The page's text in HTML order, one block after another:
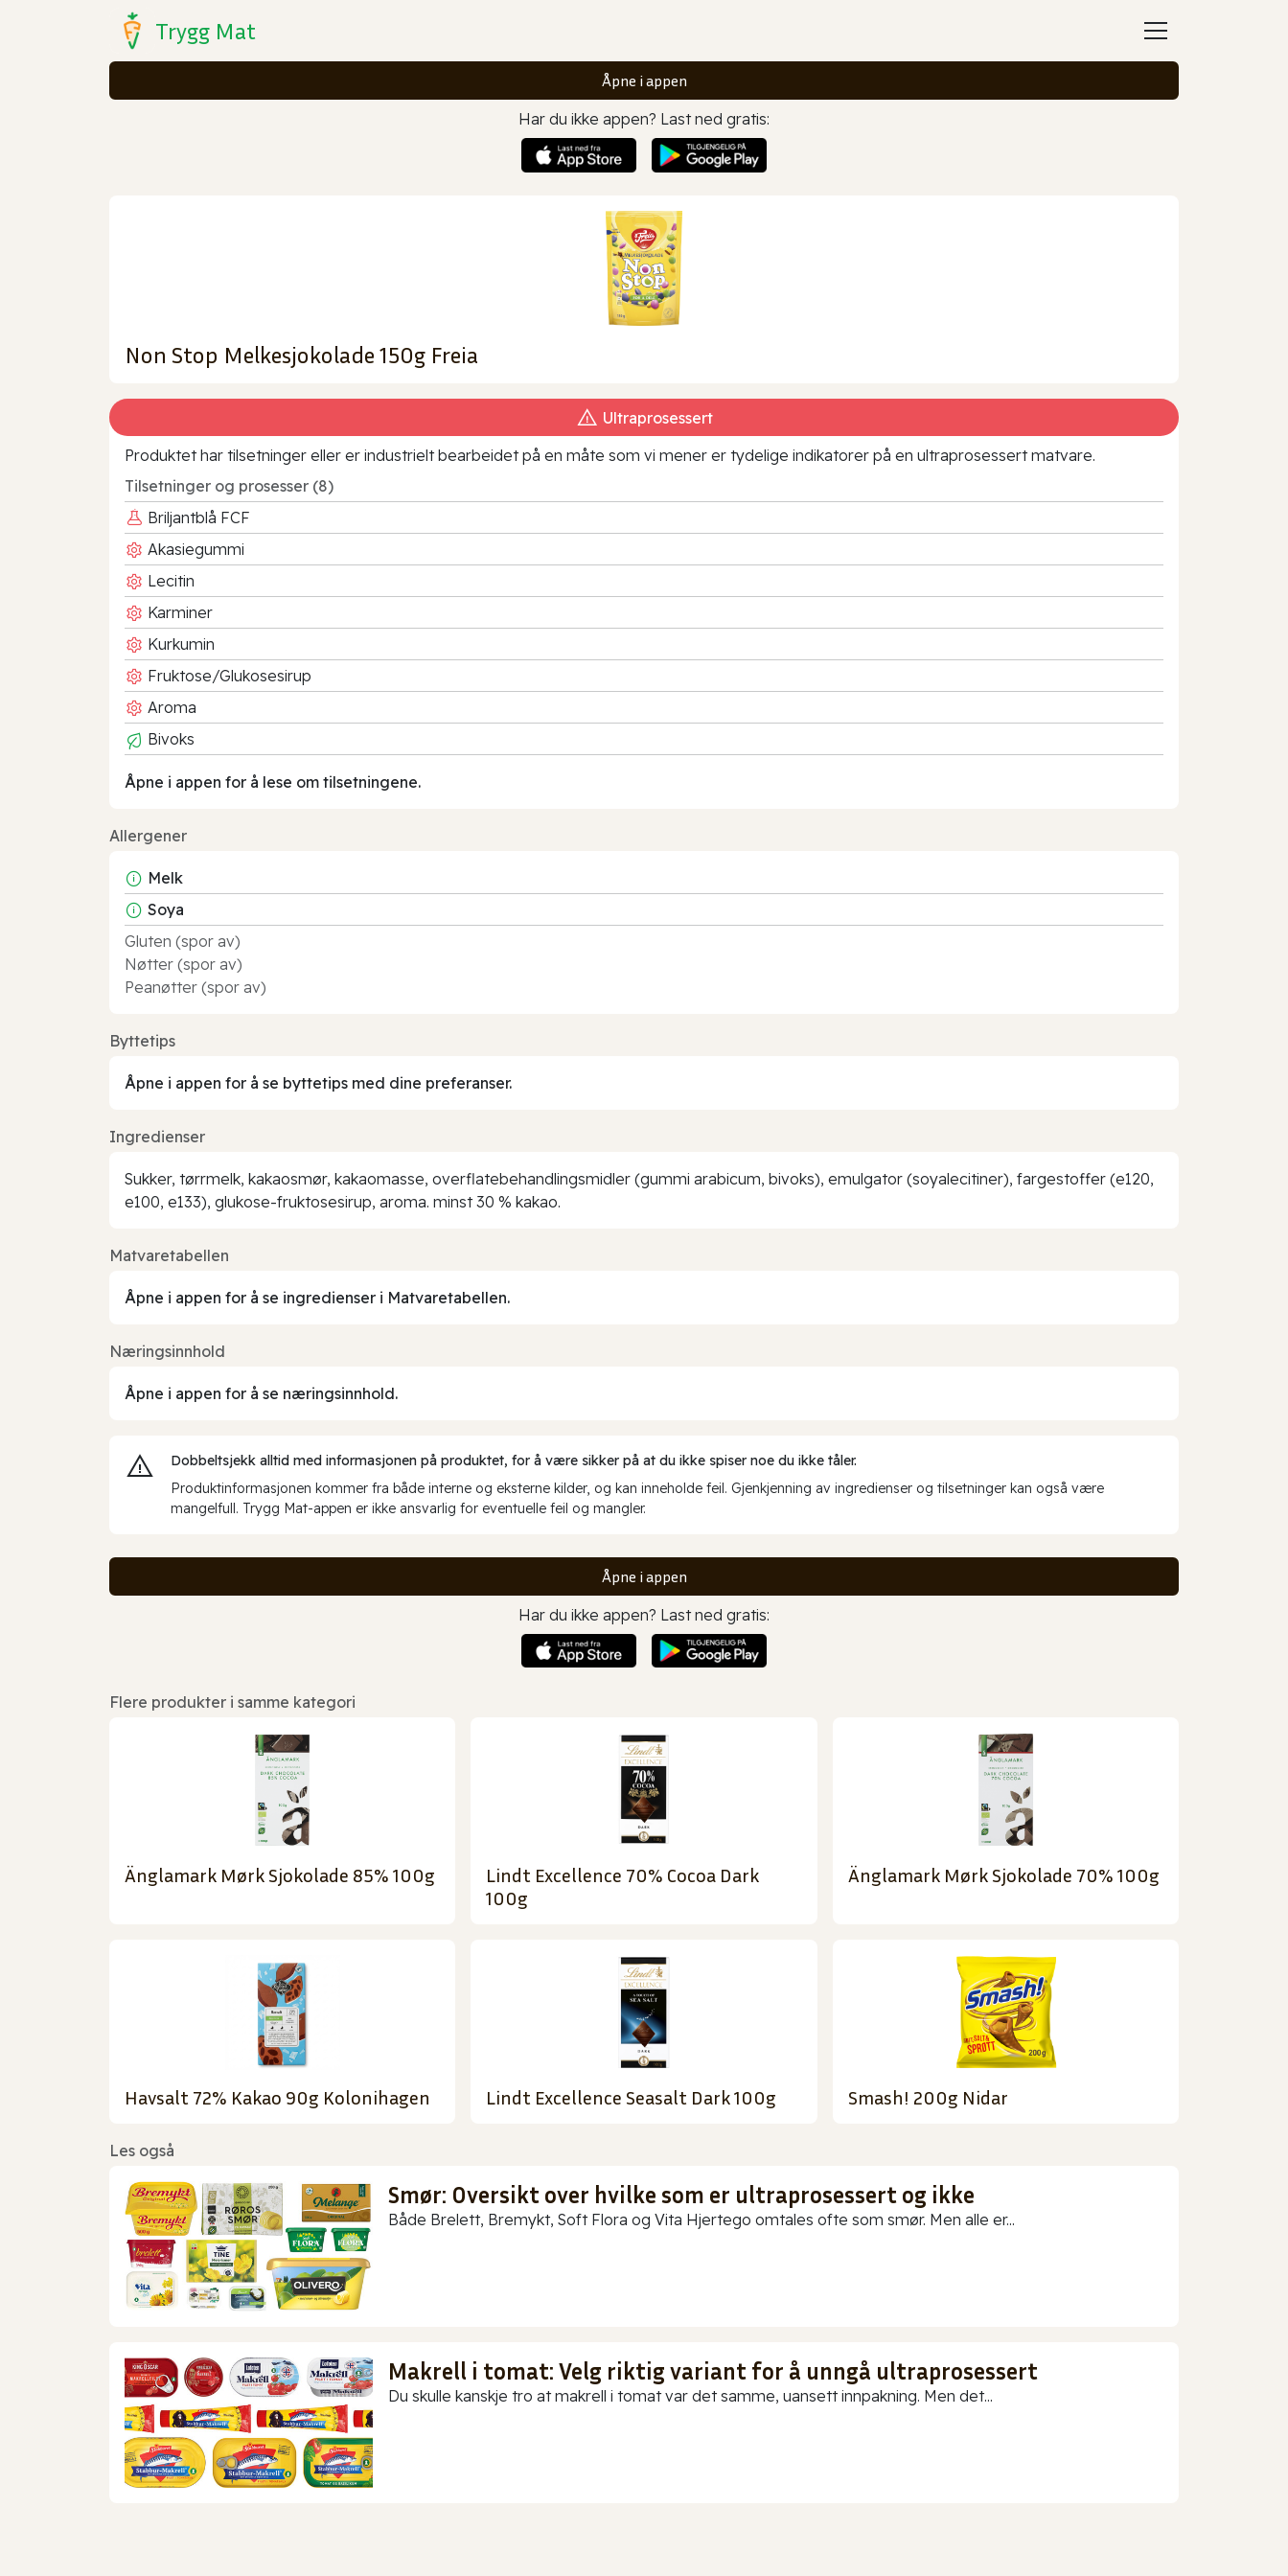
Trygg Mat
Åpne i appen
Har du ikke appen? Last ned gratis:
Non Stop Melkesjokolade 150g Freia
Ultraprosessert
Produktet har tilsetninger eller er industrielt bearbeidet på en måte som vi mener er tydelige indikatorer på en ultraprosessert matvare.
Tilsetninger og prosesser (8)
Briljantblå FCF
Akasiegummi
Lecitin
Karminer
Kurkumin
Fruktose/Glukosesirup
Aroma
Bivoks
Åpne i appen for å lese om tilsetningene.
Allergener
Melk
Soya
Gluten (spor av)
Nøtter (spor av)
Peanøtter (spor av)
Byttetips
Åpne i appen for å se byttetips med dine preferanser.
Ingredienser
Sukker, tørrmelk, kakaosmør, kakaomasse, overflatebehandlingsmidler (gummi arabicum, bivoks), emulgator (soyalecitiner), fargestoffer (e120,
e100, e133), glukose-fruktosesirup, aroma. minst 30 % kakao.
Matvaretabellen
Åpne i appen for å se ingredienser i Matvaretabellen.
Næringsinnhold
Åpne i appen for å se næringsinnhold.
Dobbeltsjekk alltid med informasjonen på produktet, for å være sikker på at du ikke spiser noe du ikke tåler.
Produktinformasjonen kommer fra både interne og eksterne kilder, og kan inneholde feil. Gjenkjenning av ingredienser og tilsetninger kan også være
mangelfull. Trygg Mat-appen er ikke ansvarlig for eventuelle feil og mangler.
Åpne i appen
Har du ikke appen? Last ned gratis:
Flere produkter i samme kategori
Änglamark Mørk Sjokolade 85% 100g
Lindt Excellence 70% Cocoa Dark
100g
Änglamark Mørk Sjokolade 70% 100g
Havsalt 72% Kakao 90g Kolonihagen Lindt Excellence Seasalt Dark 100g Smash! 200g Nidar
Les også
Smør: Oversikt over hvilke som er ultraprosessert og ikke
Både Brelett, Bremykt, Soft Flora og Vita Hjertego omtales ofte som smør. Men alle er...
Makrell i tomat: Velg riktig variant for å unngå ultraprosessert
Du skulle kanskje tro at makrell i tomat var det samme, uansett innpakning. Men det...